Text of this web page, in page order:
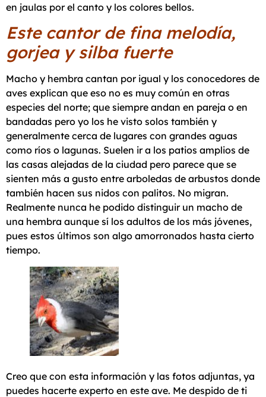
en jaulas por el canto y los colores bellos.
Este cantor de fina melodía,
gorjea y silba fuerte
Macho y hembra cantan por igual y los conocedores de
aves explican que eso no es muy común en otras
especies del norte; que siempre andan en pareja o en
bandadas pero yo los he visto solos también y
generalmente cerca de lugares con grandes aguas
como ríos o lagunas. Suelen ir a los patios amplios de
las casas alejadas de la ciudad pero parece que se
sienten más a gusto entre arboledas de arbustos donde
también hacen sus nidos con palitos. No migran.
Realmente nunca he podido distinguir un macho de
una hembra aunque sí los adultos de los más jóvenes,
pues estos últimos son algo amorronados hasta cierto
tiempo.
Creo que con esta información y las fotos adjuntas, ya
puedes hacerte experto en este ave. Me despido de ti